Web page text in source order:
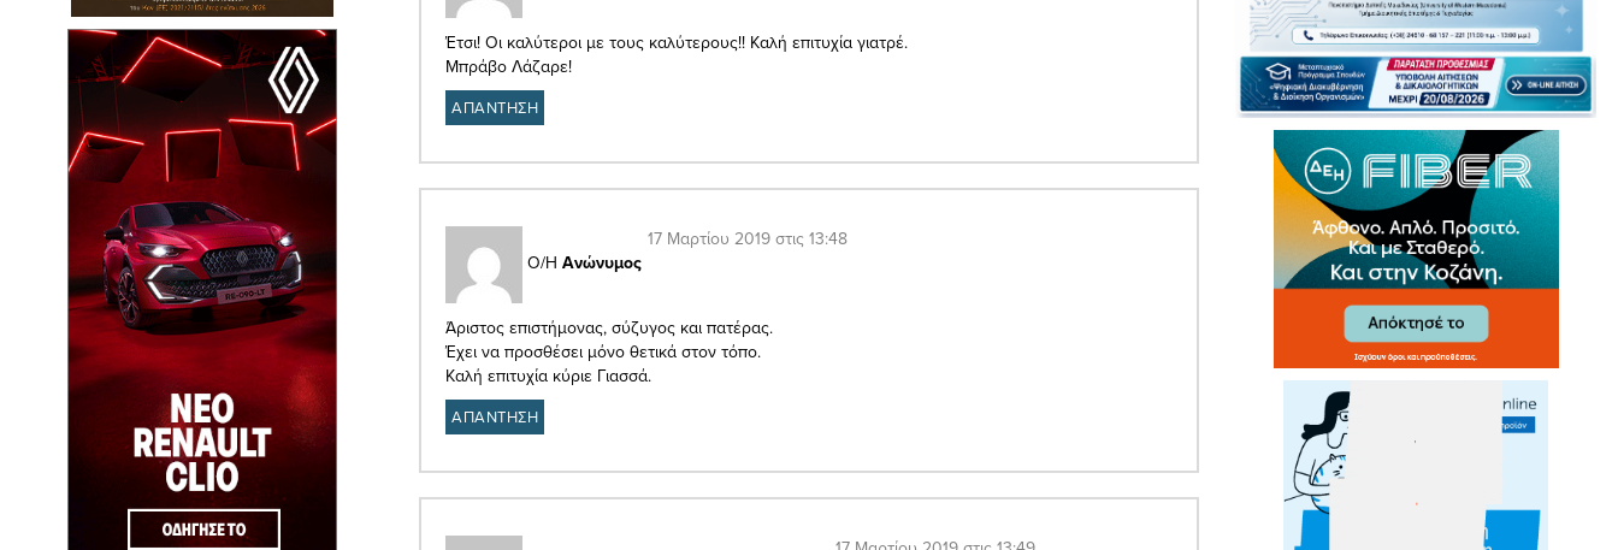
Έτσι! Οι καλύτεροι με τους καλύτερους!! Καλή επιτυχία γιατρέ.
Μπράβο Λάζαρε!
ΑΠΑΝΤΗΣΗ
Ο/Η Ανώνυμος
17 Μαρτίου 2019 στις 13:48
Άριστος επιστήμονας, σύζυγος και πατέρας.
Έχει να προσθέσει μόνο θετικά στον τόπο.
Καλή επιτυχία κύριε Γιασσά.
ΑΠΑΝΤΗΣΗ